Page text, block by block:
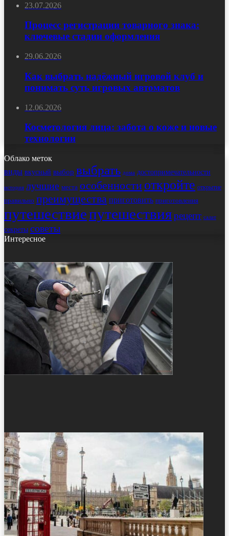
23.07.2026
Процесс регистрации товарного знака:
ключевые стадии оформления
29.06.2026
Как выбрать надёжный игровой клуб и
понимать суть игровых автоматов
12.06.2026
Косметология лица: забота о коже и новые
технологии
Облако меток
виды вкусный выбор выбрать дома достопримечательности
история лучшие места особенности откройте открытие
правильно преимущества приготовить приготовления
путешествиепутешествиярецепт салат
секреты советы
Интересное